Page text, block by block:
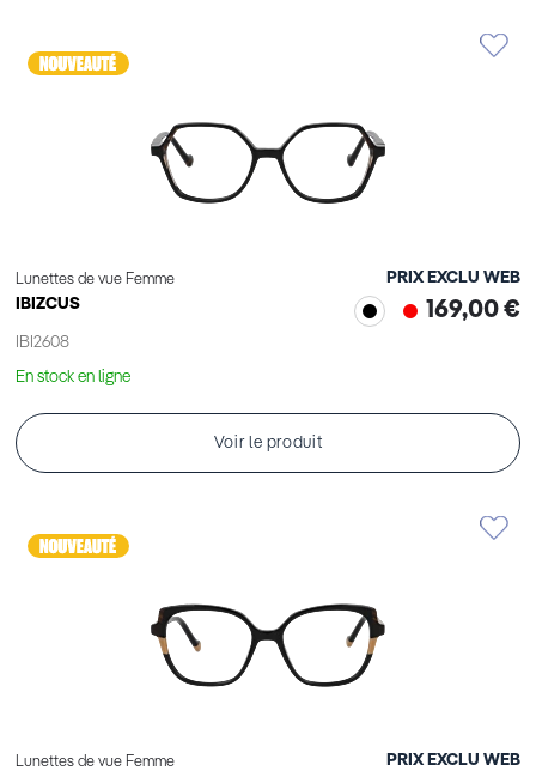
Lunettes de vue Femme
IBIZCUS
IBI2608
PRIX EXCLU WEB
169,00 €
En stock en ligne
Voir le produit
Lunettes de vue Femme PRIX EXCLU WEB